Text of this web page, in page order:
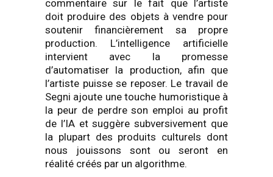
commentaire sur le fait que l’artiste
doit produire des objets à vendre pour
soutenir financièrement sa propre
production. L’intelligence artificielle
intervient avec la promesse
d’automatiser la production, afin que
l’artiste puisse se reposer. Le travail de
Segni ajoute une touche humoristique à
la peur de perdre son emploi au profit
de l’IA et suggère subversivement que
la plupart des produits culturels dont
nous jouissons sont ou seront en
réalité créés par un algorithme.